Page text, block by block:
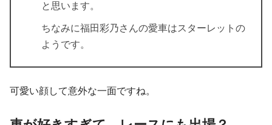
と思います。
ちなみに福田彩乃さんの愛車はスターレットの
ようです。
可愛い顔して意外な一面ですね。